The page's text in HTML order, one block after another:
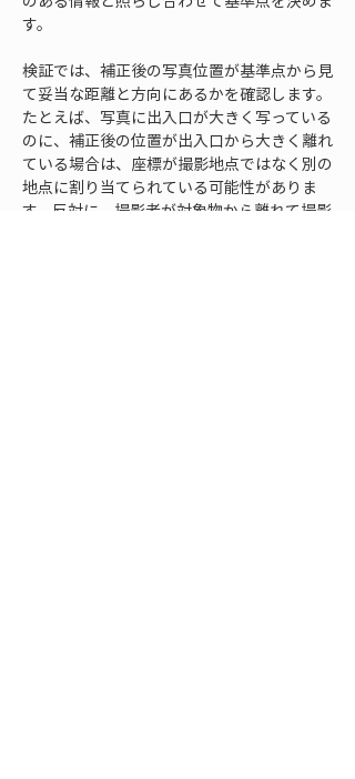
す。
検証では、補正後の写真位置が基準点から見
て妥当な距離と方向にあるかを確認します。
たとえば、写真に出入口が大きく写っている
のに、補正後の位置が出入口から大きく離れ
ている場合は、座標が撮影地点ではなく別の
地点に割り当てられている可能性がありま
す。反対に、撮影者が対象物から離れて撮影